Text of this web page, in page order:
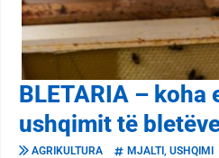
BLETARIA – koha
ushqimit të
AGRIKULTURA MJALTI USHQIMI